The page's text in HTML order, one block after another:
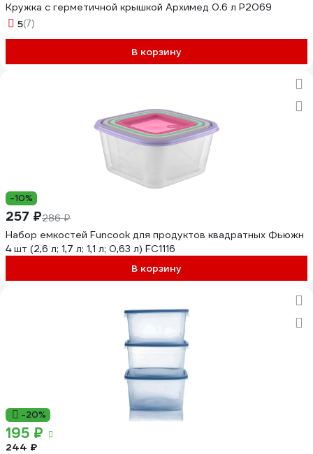
Кружка с герметичной крышкой Архимед 0.6 л Р2069
5(7)
В корзину
-10%
257 ₽286 ₽
Набор емкостей Funcook для продуктов квадратных Фьюжн
4 шт (2,6 л; 1,7 л; 1,1 л; 0,63 л) FC1116
В корзину
-20%
195 ₽
244 ₽